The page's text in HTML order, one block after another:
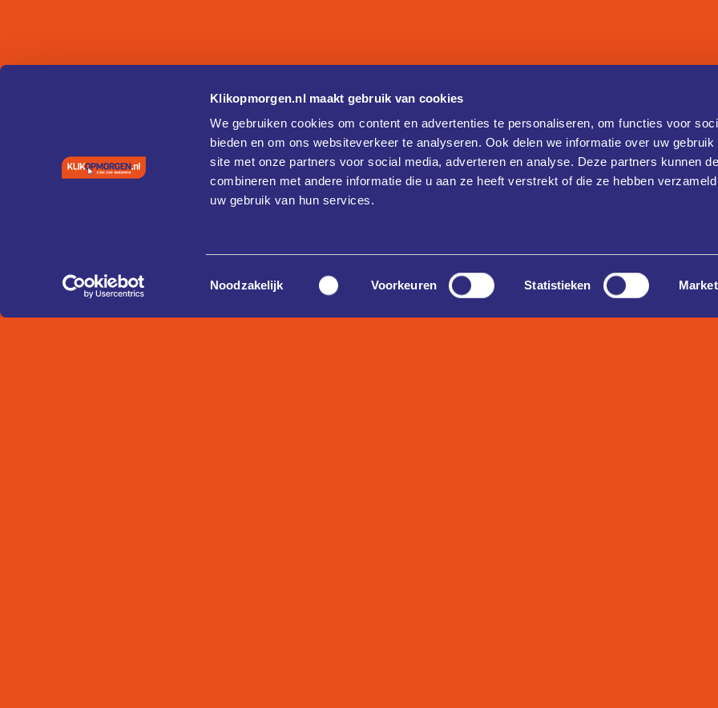
Klikopmorgen.nl maakt gebruik van cookies
We gebruiken cookies om content en advertenties te personaliseren, om functies voor
bieden en om ons websiteverkeer te analyseren. Ook delen we informatie over uw gebruik
site met onze partners voor social media, adverteren en analyse. Deze partners kunnen
combineren met andere informatie die u aan ze heeft verstrekt of die ze hebben
uw gebruik van hun services.
Toestemmingsselectie
Noodzakelijk Voorkeuren Statistieken